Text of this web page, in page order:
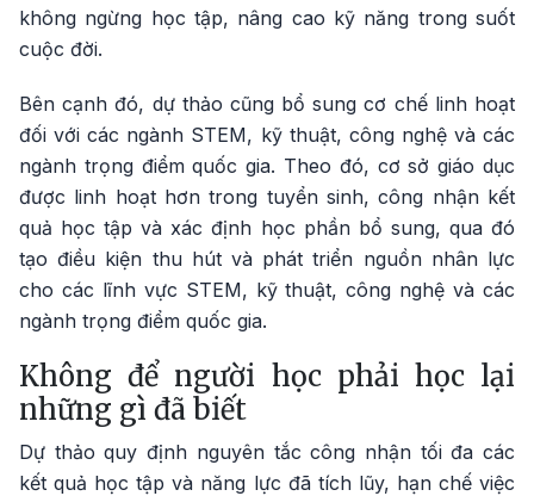
không ngừng học tập, nâng cao kỹ năng trong suốt
cuộc đời.
Bên cạnh đó, dự thảo cũng bổ sung cơ chế linh hoạt
đối với các ngành STEM, kỹ thuật, công nghệ và các
ngành trọng điểm quốc gia. Theo đó, cơ sở giáo dục
được linh hoạt hơn trong tuyển sinh, công nhận kết
quả học tập và xác định học phần bổ sung, qua đó
tạo điều kiện thu hút và phát triển nguồn nhân lực
cho các lĩnh vực STEM, kỹ thuật, công nghệ và các
ngành trọng điểm quốc gia.
Không để người học phải học lại
những gì đã biết
Dự thảo quy định nguyên tắc công nhận tối đa các
kết quả học tập và năng lực đã tích lũy, hạn chế việc